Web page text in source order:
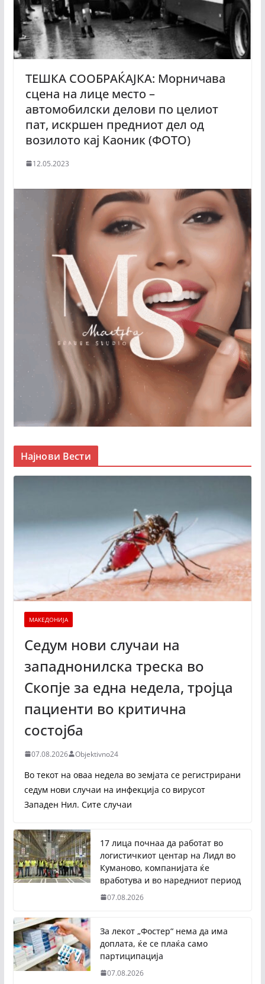
ТЕШКА СООБРАЌАЈКА: Морничава
сцена на лице место –
автомобилски делови по целиот
пат, искршен предниот дел од
возилото кај Каоник (ФОТО)
12.05.2023
Најнови Вести
МАКЕДОНИЈА
Седум нови случаи на
западнонилска треска во
Скопје за една недела, тројца
пациенти во критична
состојба
07.08.2026 Objektivno24
Во текот на оваа недела во земјата се регистрирани
седум нови случаи на инфекција со вирусот
Западен Нил. Сите случаи
17 лица почнаа да работат во
логистичкиот центар на Лидл во
Куманово, компанијата ќе
вработува и во наредниот период
07.08.2026
За лекот „Фостер“ нема да има
доплата, ќе се плаќа само
партиципација
07.08.2026